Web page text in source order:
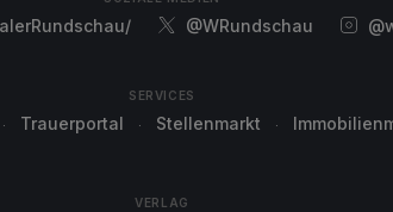
@WRundschau
SERVICES
Trauerportal Stellenmarkt
VERLAG